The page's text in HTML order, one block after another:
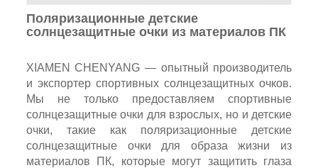
Поляризационные детские
солнцезащитные очки из материалов ПК
XIAMEN CHENYANG — опытный производитель
и экспортер спортивных солнцезащитных очков.
Мы не только предоставляем спортивные
солнцезащитные очки для взрослых, но и детские
очки, такие как поляризационные детские
солнцезащитные очки для образа жизни из
материалов ПК, которые могут защитить глаза